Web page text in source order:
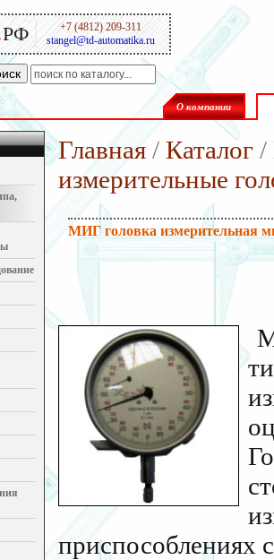
РФ
+7 (4812) 209-311
stangel@td-automatika.ru
О компании
Главная / Каталог /
измерительные
МИГ головка измерительная
приспособлениях